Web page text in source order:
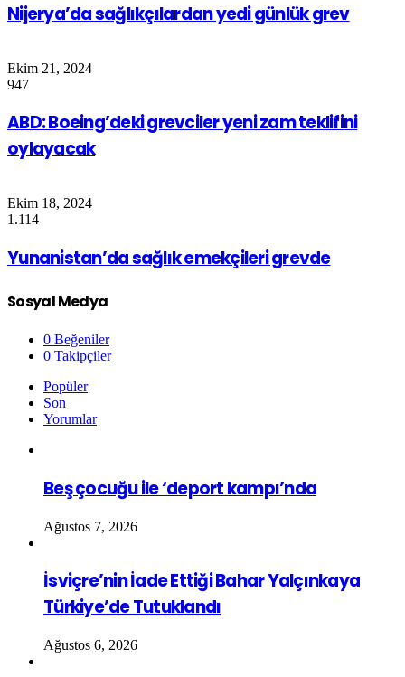
Nijerya’da sağlıkçılardan yedi günlük grev
Ekim 21, 2024
947
ABD: Boeing’deki grevciler yeni zam teklifini
oylayacak
Ekim 18, 2024
1.114
Yunanistan’da sağlık emekçileri grevde
Sosyal Medya
0 Beğeniler
0 Takipçiler
Popüler
Son
Yorumlar
Beş çocuğu ile ‘deport kampı’nda
Ağustos 7, 2026
İsviçre’nin İade Ettiği Bahar Yalçınkaya
Türkiye’de Tutuklandı
Ağustos 6, 2026